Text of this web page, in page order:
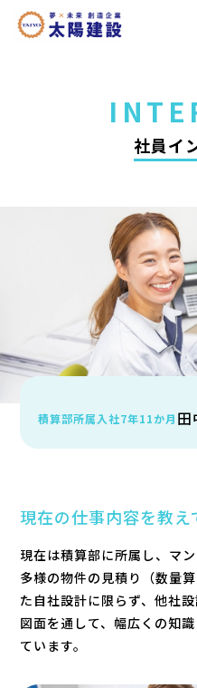
社員イ
積算部所属 入社7年11か月 田
現在の仕事内容を教
現在は積算部に所属し、マ
多様の物件の見積り（数量
た自社設計に限らず、他社
図面を通して、幅広くの知
ています。